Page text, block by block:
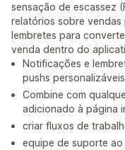
sensação de escassez
relatórios sobre
lembretes para
venda dentro do
Notificações e
pushs personalizáveis
Combine com
adicionado à página
criar fluxos de
equipe de suporte